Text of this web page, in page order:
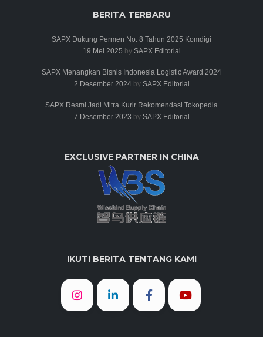
BERITA TERBARU
SAPX Dukung Permen No. 8 Tahun 2025 Komdigi
19 Mei 2025 by SAPX Editorial
SAPX Menangkan Bisnis Indonesia Logistic Award 2024
2 Desember 2024by SAPX Editorial
SAPX Resmi Jadi Mitra Kurir Rekomendasi Tokopedia
7 Desember 2023 by SAPX Editorial
EXCLUSIVE PARTNER IN CHINA
IKUTI BERITA TENTANG KAMI